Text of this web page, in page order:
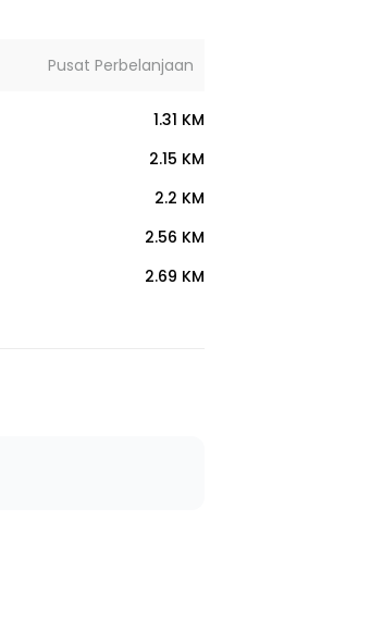
Pusat Perbelanjaan
1.31 KM
2.15 KM
2.2 KM
2.56 KM
2.69 KM